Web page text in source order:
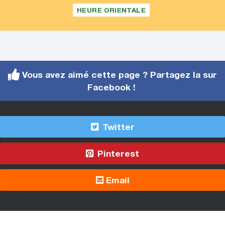
HEURE ORIENTALE
Vous avez aimé cette page ? Partagez la sur
Facebook !
Twitter
Pinterest
Email